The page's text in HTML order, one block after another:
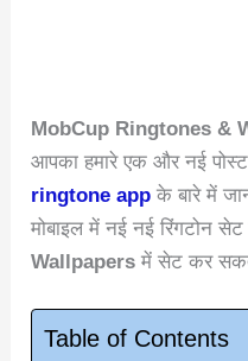
MobCup Ringtones &
आपका हमारे एक और नई
ringtone app के बारे में
मोबाइल में नई नई रिंगटोन
Wallpapers में सेट कर
Table of Contents